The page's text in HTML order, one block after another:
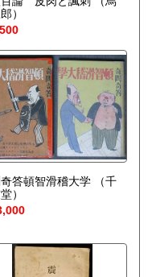
）
答頓智滑稽大学
（千
）